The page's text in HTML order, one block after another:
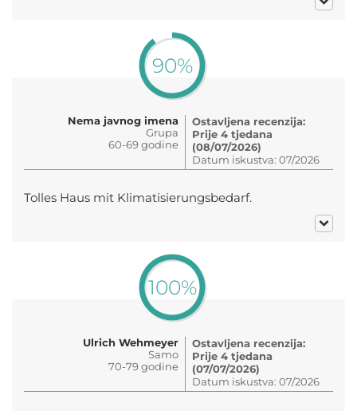
90%
Nema javnog imena
Grupa
60-69 godine
Ostavljena recenzija:
Prije 4 tjedana
(08/07/2026)
Datum iskustva: 07/2026
Tolles Haus mit Klimatisierungsbedarf.
100%
Ulrich Wehmeyer
Samo
70-79 godine
Ostavljena recenzija:
Prije 4 tjedana
(07/07/2026)
Datum iskustva: 07/2026